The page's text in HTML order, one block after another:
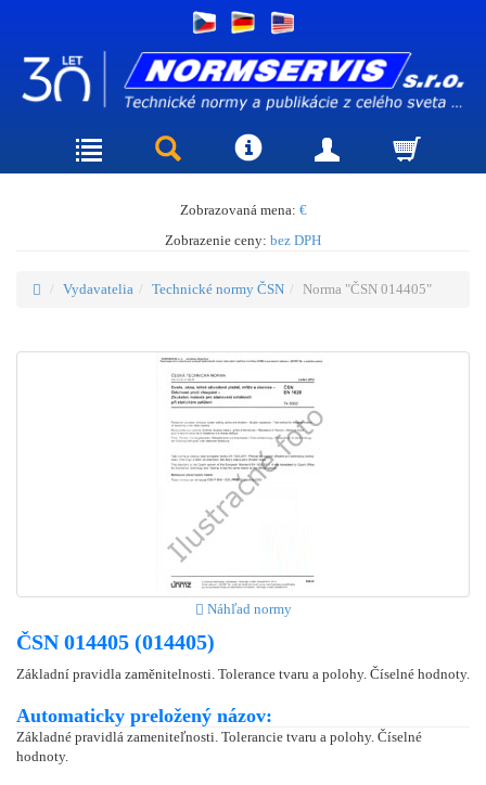
Zobrazovaná mena: €
Zobrazenie ceny: bez DPH
Vydavatelia Technické normy ČSN Norma "ČSN 014405"
Náhľad normy
ČSN 014405 (014405)
Základní pravidla zaměnitelnosti. Tolerance tvaru a polohy. Číselné hodnoty.
Automaticky preložený názov:
Základné pravidlá zameniteľnosti. Tolerancie tvaru a polohy. Číselné
hodnoty.